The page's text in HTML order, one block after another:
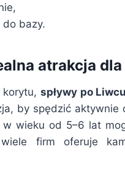
do bazy.
atrakcja
korytu, spływy po Liwcu
by spędzić
wieku od 5–6 lat
firm oferuje